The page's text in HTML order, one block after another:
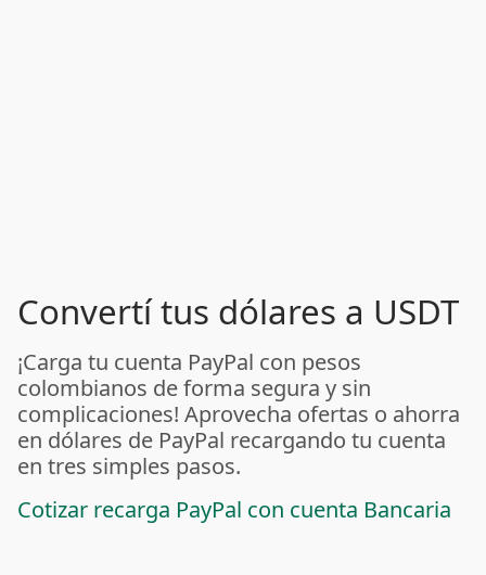
Convertí tus dólares a USDT
¡Carga tu cuenta PayPal con pesos
colombianos de forma segura y sin
complicaciones! Aprovecha ofertas o ahorra
en dólares de PayPal recargando tu cuenta
en tres simples pasos.
Cotizar recarga PayPal con cuenta Bancaria